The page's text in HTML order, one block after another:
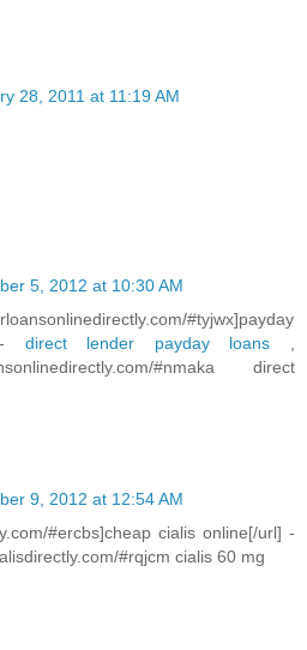
28, 2011 at 11:19 AM
5, 2012 at 10:30 AM
#tyjwx]payday
- direct lender payday loans ,
#nmaka direct
9, 2012 at 12:54 AM
#ercbs]cheap cialis online[/url] -
#rqjcm cialis 60 mg